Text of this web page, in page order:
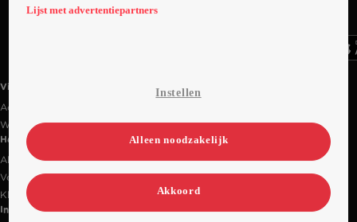
naar
Videoland
Actiecode
Werken bij RTL
Handige links
Alle films & series
Veelgestelde vragen
Klantenservice
Informatie
Lijst met advertentiepartners
Instellen
Alleen noodzakelijk
Akkoord